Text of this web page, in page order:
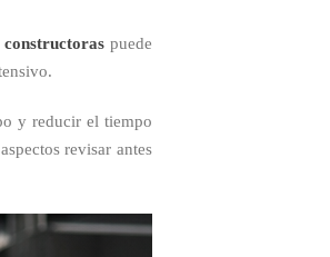
puede
y reducir el tiempo
revisar antes